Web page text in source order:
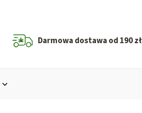
Darmowa dostawa od 190 zł